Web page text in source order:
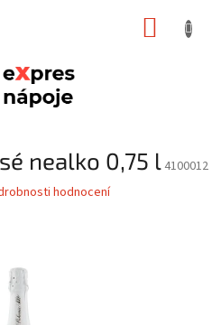
nealko 0,75 l 4100012
hodnocení